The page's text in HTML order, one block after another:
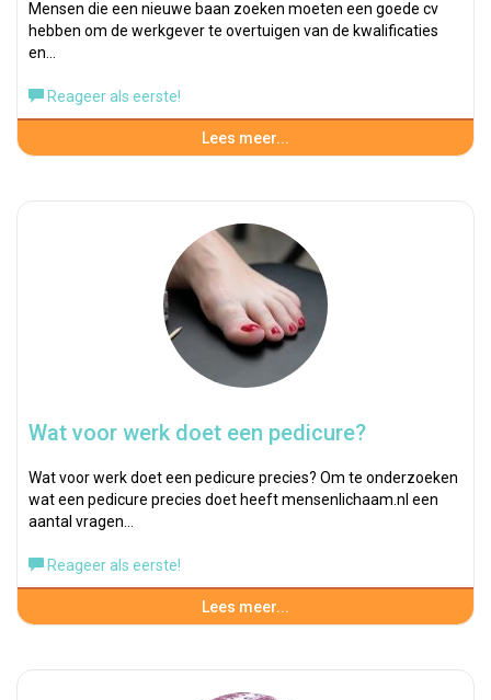
Mensen die een nieuwe baan zoeken moeten een goede cv
hebben om de werkgever te overtuigen van de kwalificaties
en…
Reageer als eerste!
Lees meer...
Wat voor werk doet een pedicure?
Wat voor werk doet een pedicure precies? Om te onderzoeken
wat een pedicure precies doet heeft mensenlichaam.nl een
aantal vragen…
Reageer als eerste!
Lees meer...